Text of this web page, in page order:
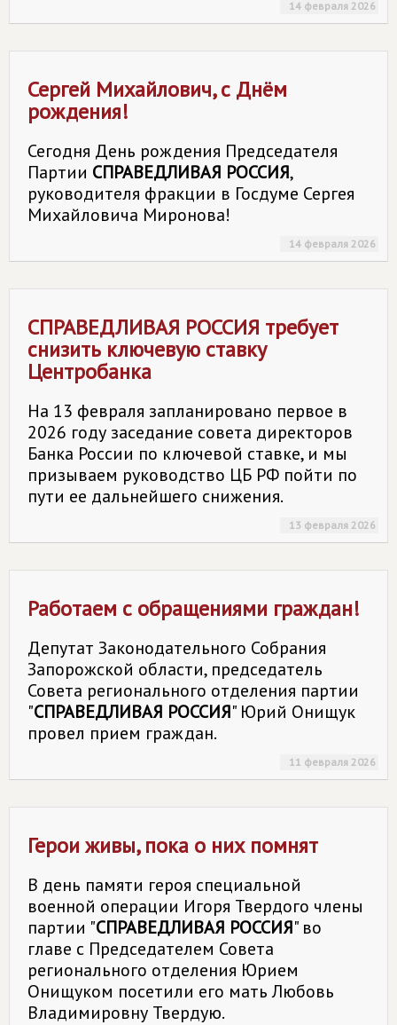
14 февраля 2026
Сергей Михайлович, с Днём
рождения!
Сегодня День рождения Председателя
Партии СПРАВЕДЛИВАЯ РОССИЯ,
руководителя фракции в Госдуме Сергея
Михайловича Миронова!
14 февраля 2026
СПРАВЕДЛИВАЯ РОССИЯ требует
снизить ключевую ставку
Центробанка
На 13 февраля запланировано первое в
2026 году заседание совета директоров
Банка России по ключевой ставке, и мы
призываем руководство ЦБ РФ пойти по
пути ее дальнейшего снижения.
13 февраля 2026
Работаем с обращениями граждан!
Депутат Законодательного Собрания
Запорожской области, председатель
Совета регионального отделения партии
"СПРАВЕДЛИВАЯ РОССИЯ" Юрий Онищук
провел прием граждан.
11 февраля 2026
Герои живы, пока о них помнят
В день памяти героя специальной
военной операции Игоря Твердого члены
партии "СПРАВЕДЛИВАЯ РОССИЯ" во
главе с Председателем Совета
регионального отделения Юрием
Онищуком посетили его мать Любовь
Владимировну Твердую.